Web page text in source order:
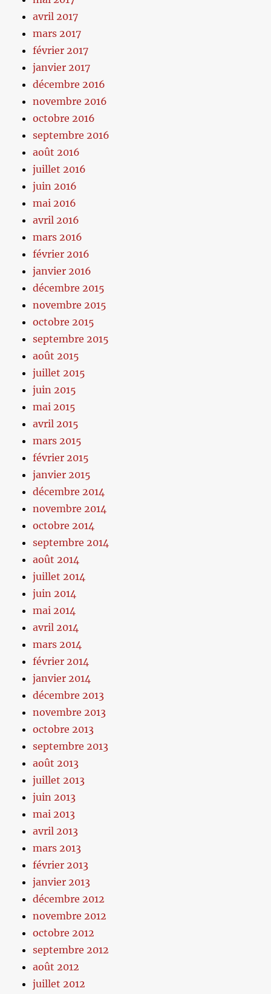
avril 2017
mars 2017
février 2017
janvier 2017
décembre 2016
novembre 2016
octobre 2016
septembre 2016
août 2016
juillet 2016
juin 2016
mai 2016
avril 2016
mars 2016
février 2016
janvier 2016
décembre 2015
novembre 2015
octobre 2015
septembre 2015
août 2015
juillet 2015
juin 2015
mai 2015
avril 2015
mars 2015
février 2015
janvier 2015
décembre 2014
novembre 2014
octobre 2014
septembre 2014
août 2014
juillet 2014
juin 2014
mai 2014
avril 2014
mars 2014
février 2014
janvier 2014
décembre 2013
novembre 2013
octobre 2013
septembre 2013
août 2013
juillet 2013
juin 2013
mai 2013
avril 2013
mars 2013
février 2013
janvier 2013
décembre 2012
novembre 2012
octobre 2012
septembre 2012
août 2012
juillet 2012